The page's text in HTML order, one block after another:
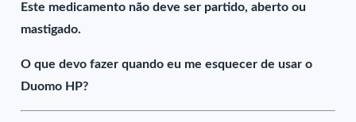
Este medicamento não deve ser partido, aberto ou
mastigado.
O que devo fazer quando eu me esquecer de usar o
Duomo HP?